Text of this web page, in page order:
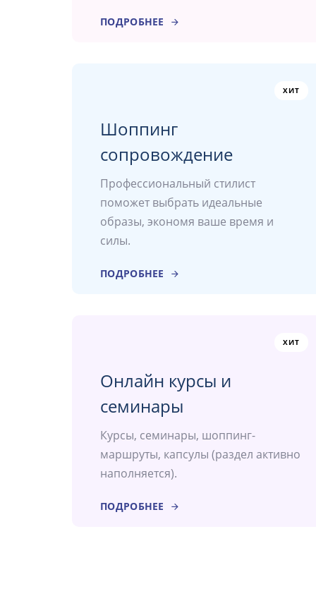
ПОДРОБНЕЕ
ХИТ
Шоппинг
сопровождение
Профессиональный стилист
поможет выбрать идеальные
образы, экономя ваше время и
силы.
ПОДРОБНЕЕ
ХИТ
Онлайн курсы и
семинары
Курсы, семинары, шоппинг-
маршруты, капсулы (раздел активно
наполняется).
ПОДРОБНЕЕ